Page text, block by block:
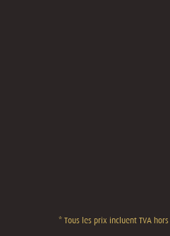
* Tous les prix incluent TVA hors